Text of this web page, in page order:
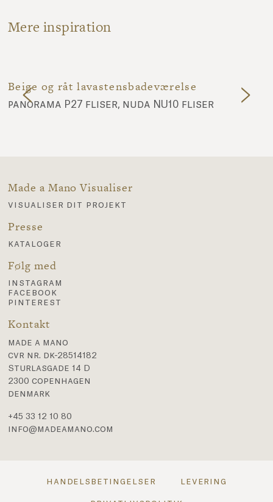
Mere inspiration
Beige og råt lavastensbadeværelse
panorama P27 fliser, nuda NU10 fliser
Made a Mano Visualiser
visualiser dit projekt
Presse
kataloger
Følg med
instagram
facebook
pinterest
Kontakt
made a mano
cvr nr. dk-28514182
Sturlasgade 14 D
2300 copenhagen
denmark
+45 33 12 10 80
info@madeamano.com
handelsbetingelser levering